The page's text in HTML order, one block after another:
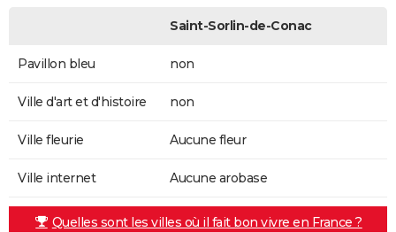
Saint-Sorlin-de-Conac
Pavillon bleu non
Ville d'art et d'histoire non
Ville fleurie Aucune fleur
Ville internet Aucune arobase
Quelles sont les villes où il fait bon vivre en France ?